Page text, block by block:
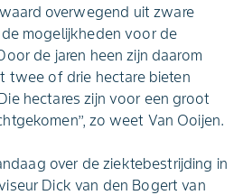
overwegend uit zware
mogelijkheden voor de
de jaren heen zijn daarom
twee of drie hectare bieten
hectares zijn voor een groot
zo weet Van Ooijen.
over de ziektebestrijding in
Dick van den Bogert van